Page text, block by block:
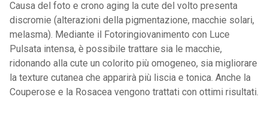
Causa del foto e crono aging la cute del volto presenta
discromie (alterazioni della pigmentazione, macchie solari,
melasma). Mediante il Fotoringiovanimento con Luce
Pulsata intensa, è possibile trattare sia le macchie,
ridonando alla cute un colorito più omogeneo, sia migliorare
la texture cutanea che apparirà più liscia e tonica. Anche la
Couperose e la Rosacea vengono trattati con ottimi risultati.